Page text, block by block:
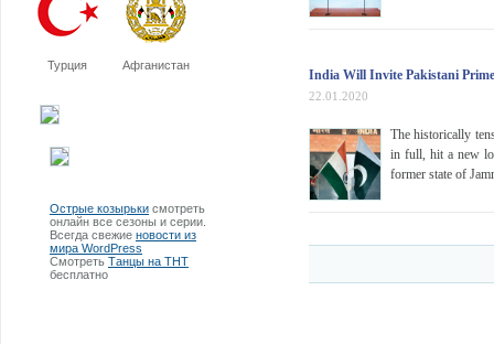
Турция Афганистан
Острые козырьки смотреть
онлайн все сезоны и серии.
Всегда свежие новости из
мира WordPress
Смотреть Танцы на ТНТ
бесплатно
India Will Invite Pakistani
22.01.2020
The historically
in full, hit a new
former state of